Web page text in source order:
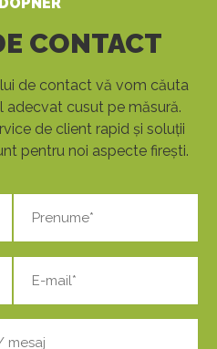
CONTACT
de contact vă vom căuta
adecvat cusut pe măsură.
de client rapid și soluții
pentru noi aspecte firești.